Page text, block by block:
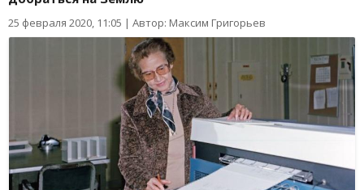
25 февраля 2020, 11:05 | Автор: Максим Григорьев